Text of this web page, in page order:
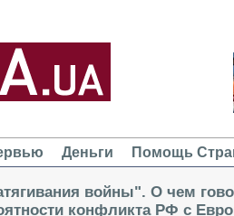
Деньги Помощь
войны". О чем
конфликта РФ с